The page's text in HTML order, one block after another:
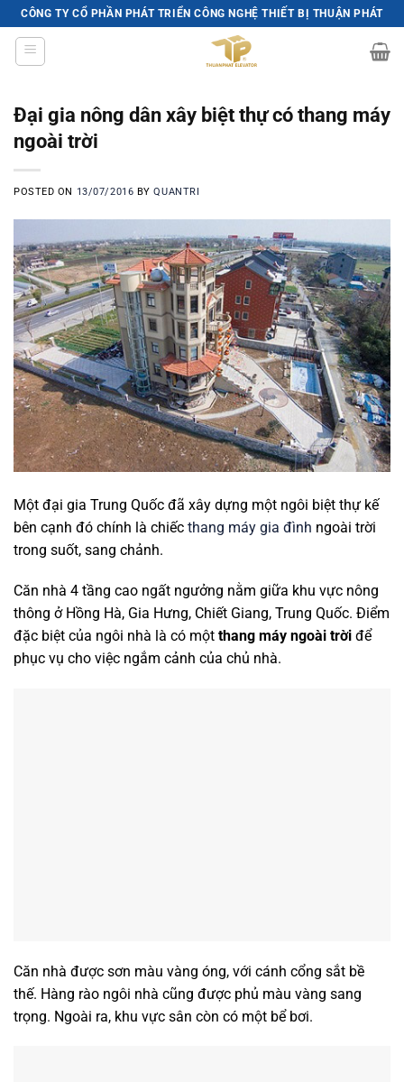
Skip
to
content
CÔNG TY CỔ PHẦN PHÁT TRIỂN CÔNG NGHỆ THIẾT BỊ THUẬN PHÁT
Đại gia nông dân xây biệt thự có thang máy
ngoài trời
POSTED ON 13/07/2016 BYQUANTRI
Một đại gia Trung Quốc đã xây dựng một ngôi biệt thự kế
bên cạnh đó chính là chiếc thang máy gia đình ngoài trời
trong suốt, sang chảnh.
Căn nhà 4 tầng cao ngất ngưởng nằm giữa khu vực nông
thông ở Hồng Hà, Gia Hưng, Chiết Giang, Trung Quốc. Điểm
đặc biệt của ngôi nhà là có một thang máy ngoài trời để
phục vụ cho việc ngắm cảnh của chủ nhà.
Căn nhà được sơn màu vàng óng, với cánh cổng sắt bề
thế. Hàng rào ngôi nhà cũng được phủ màu vàng sang
trọng. Ngoài ra, khu vực sân còn có một bể bơi.